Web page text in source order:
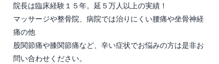
院長は臨床経験１５年。延５万人以上の実績！
マッサージや整骨院、病院では治りにくい腰痛や坐骨神経
痛の他
股関節痛や膝関節痛など、辛い症状でお悩みの方は是非お
問い合わせください。